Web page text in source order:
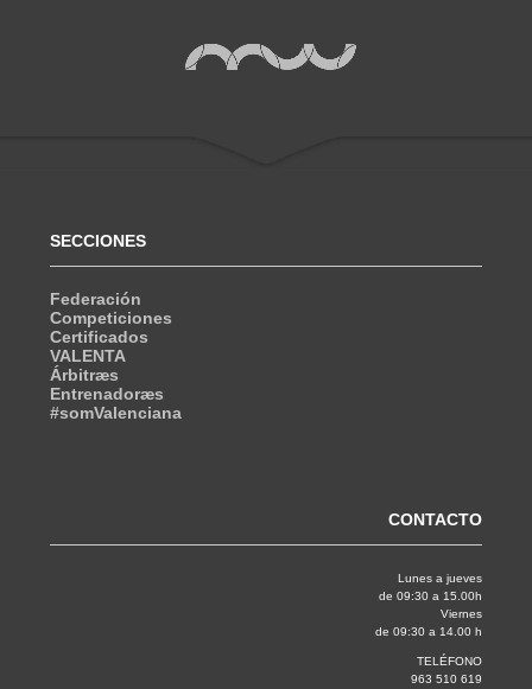
SECCIONES
Federación
Competiciones
Certificados
VALENTA
Árbitræs
Entrenadoræs
#somValenciana
CONTACTO
Lunes a jueves
de 09:30 a 15.00h
Viernes
de 09:30 a 14.00 h
TELÉFONO
963 510 619